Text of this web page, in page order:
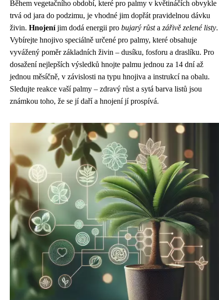
Během vegetačního období, které pro palmy v květináčích obvykle
trvá od jara do podzimu, je vhodné jim dopřát pravidelnou dávku
živin. Hnojeníjim dodá energii pro bujarý růsta zářivě zelené listy.
Vybírejte hnojivo speciálně určené pro palmy, které obsahuje
vyvážený poměr základních živin – dusíku, fosforu a draslíku. Pro
dosažení nejlepších výsledků hnojte palmu jednou za 14 dní až
jednou měsíčně, v závislosti na typu hnojiva a instrukcí na obalu.
Sledujte reakce vaší palmy – zdravý růst a sytá barva listů jsou
známkou toho, že se jí daří a hnojení jí prospívá.